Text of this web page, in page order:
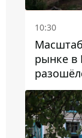
10:30
рынке в